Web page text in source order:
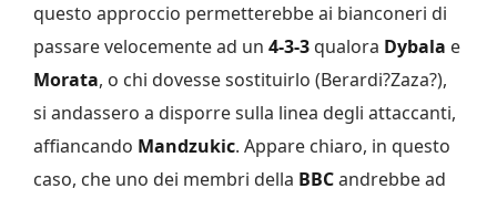
questo approccio permetterebbe ai bianconeri di
passare velocemente ad un 4-3-3 qualora Dybala e
Morata, o chi dovesse sostituirlo (Berardi?Zaza?),
si andassero a disporre sulla linea degli attaccanti,
affiancando Mandzukic. Appare chiaro, in questo
caso, che uno dei membri della BBCandrebbe ad